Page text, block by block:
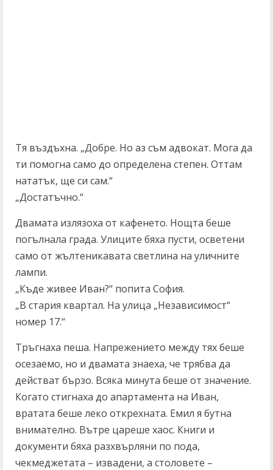
Тя въздъхна. „Добре. Но аз съм адвокат. Мога да
ти помогна само до определена степен. Оттам
нататък, ще си сам.“
„Достатъчно.“
Двамата излязоха от кафенето. Нощта беше
погълнала града. Улиците бяха пусти, осветени
само от жълтеникавата светлина на уличните
лампи.
„Къде живее Иван?“ попита София.
„В стария квартал. На улица „Независимост“
номер 17.“
Тръгнаха пеша. Напрежението между тях беше
осезаемо, но и двамата знаеха, че трябва да
действат бързо. Всяка минута беше от значение.
Когато стигнаха до апартамента на Иван,
вратата беше леко открехната. Емил я бутна
внимателно. Вътре цареше хаос. Книги и
документи бяха разхвърляни по пода,
чекмеджетата – извадени, а столовете –